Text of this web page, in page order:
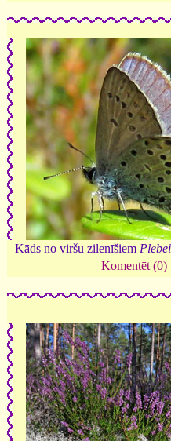
Kāds no viršu zilenīšiem
Komentēt (0)